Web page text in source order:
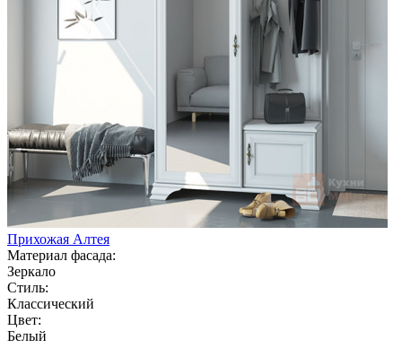
Прихожая Алтея
Материал фасада:
Зеркало
Стиль:
Классический
Цвет:
Белый